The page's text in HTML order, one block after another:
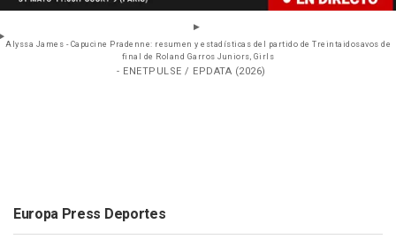
Alyssa James - Capucine Pradenne: resumen y estadísticas del partido de Treintaidosavos de
final de Roland Garros Juniors, Girls
- ENETPULSE / EPDATA (2026)
Europa Press Deportes